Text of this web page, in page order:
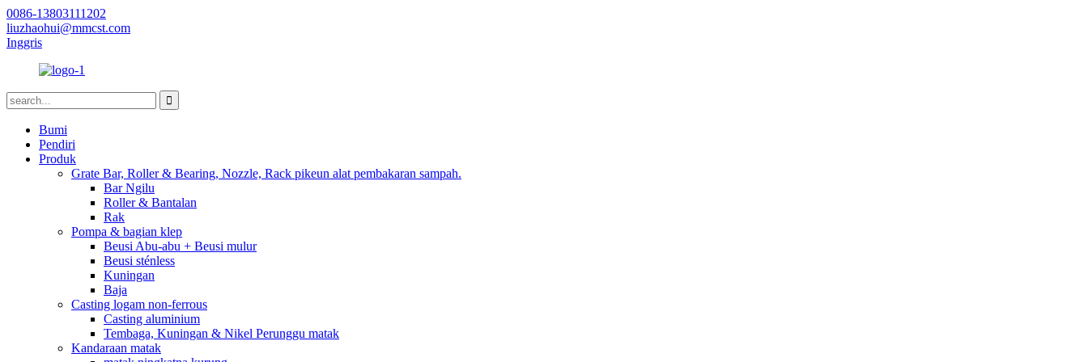
0086-13803111202
liuzhaohui@mmcst.com
Inggris
Bumi
Pendiri
Produk
Grate Bar, Roller & Bearing, Nozzle, Rack pikeun alat pembakaran sampah.
Bar Ngilu
Roller & Bantalan
Rak
Pompa & bagian klep
Beusi Abu-abu + Beusi mulur
Beusi sténless
Kuningan
Baja
Casting logam non-ferrous
Casting aluminium
Tembaga, Kuningan & Nikel Perunggu matak
Kandaraan matak